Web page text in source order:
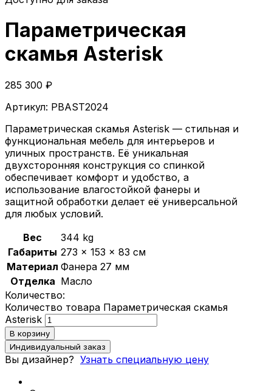
Параметрические кашпо
О компании
Главная
Параметрическая мебель
Параметрические кресла
Параметрические стойки-ресепшен
Параметрические столы
Параметрические стены и панно
Параметрические шезлонги
Параметрические кашпо
Проекты
О компании
© 2026 | iParametric - Все права защищены.
0
Обзор корзины
В корзине нет товаров.
Параметрическая
скамья Asterisk
285 300 ₽
Артикул: PBAST2024
Параметрическая скамья Asterisk — стильная и
функциональная мебель для интерьеров и
уличных пространств. Её уникальная
двухсторонняя конструкция со спинкой
обеспечивает комфорт и удобство, а
использование влагостойкой фанеры и
защитной обработки делает её универсальной
для любых условий.
Вес
344 kg
Габариты 273 × 153 × 83 см
Материал Фанера 27 мм
Отделка Масло
Количество:
Количество товара Параметрическая скамья
Asterisk
В корзину
Индивидуальный заказ
Вы дизайнер? Узнать специальную цену